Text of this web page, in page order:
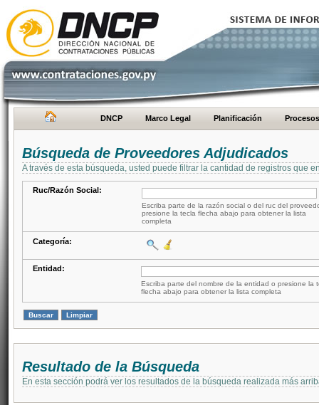
DNCP Marco Legal Planificación Procesos
Búsqueda de Proveedores Adjudicados
A través de esta búsqueda, usted puede filtrar la cantidad de registros que
Ruc/Razón Social:
Escriba parte de la razón social o del ruc del
presione la tecla flecha abajo para obtener la lista
completa
Categoría:
Entidad:
Escriba parte del nombre de la entidad o presione la
flecha abajo para obtener la lista completa
Resultado de la Búsqueda
En esta sección podrá ver los resultados de la búsqueda realizada más